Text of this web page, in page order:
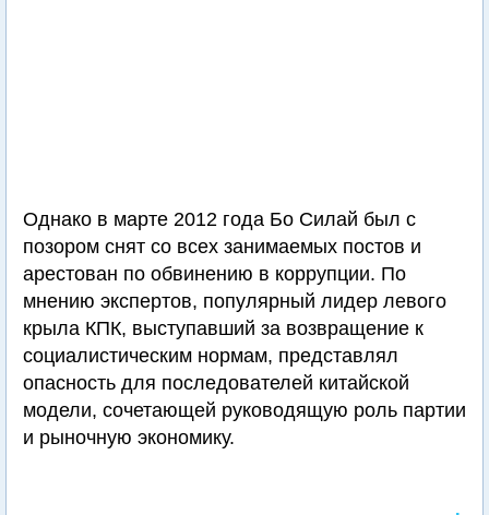
Однако в марте 2012 года Бо Силай был с
позором снят со всех занимаемых постов и
арестован по обвинению в коррупции. По
мнению экспертов, популярный лидер левого
крыла КПК, выступавший за возвращение к
социалистическим нормам, представлял
опасность для последователей китайской
модели, сочетающей руководящую роль партии
и рыночную экономику.